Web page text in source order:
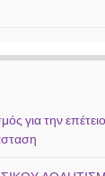
για την